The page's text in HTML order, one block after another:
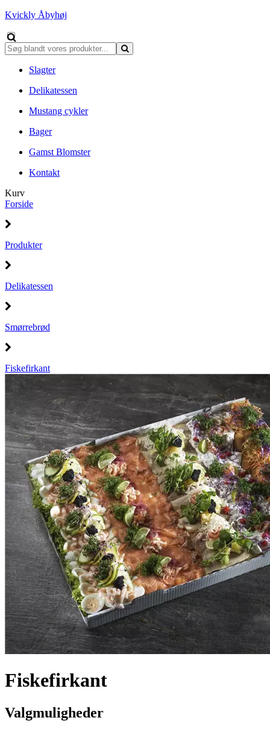
Kvickly Åbyhøj
Slagter
Delikatessen
Mustang cykler
Bager
Gamst Blomster
Kontakt
Kurv
Forside
Produkter
Delikatessen
Smørrebrød
Fiskefirkant
Fiskefirkant
Valgmuligheder